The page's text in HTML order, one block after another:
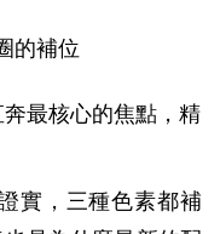
的補位
奔最核心的焦點，精
實，三種色素都補